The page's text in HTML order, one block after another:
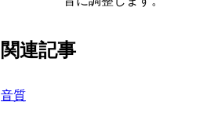
関連記事
音質